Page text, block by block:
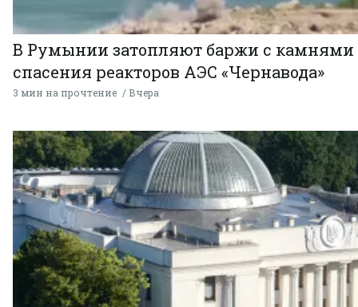
В Румынии затопляют баржи с камнями
спасения реакторов АЭС «Чернавода»
3 мин на прочтение Вчера